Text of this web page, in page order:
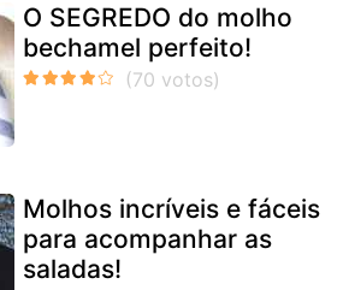
O SEGREDO do molho
bechamel perfeito!
Molhos incríveis e fáceis
para acompanhar as
saladas!